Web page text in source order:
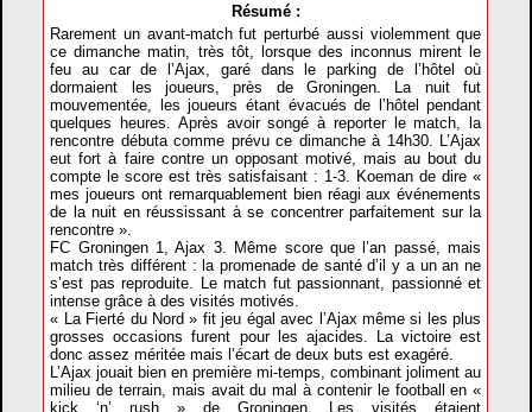
Résumé :
Rarement un avant-match fut perturbé aussi violemment que
ce dimanche matin, très tôt, lorsque des inconnus mirent le
feu au car de l’Ajax, garé dans le parking de l’hôtel où
dormaient les joueurs, près de Groningen. La nuit fut
mouvementée, les joueurs étant évacués de l’hôtel pendant
quelques heures. Après avoir songé à reporter le match, la
rencontre débuta comme prévu ce dimanche à 14h30. L’Ajax
eut fort à faire contre un opposant motivé, mais au bout du
compte le score est très satisfaisant : 1-3. Koeman de dire «
mes joueurs ont remarquablement bien réagi aux événements
de la nuit en réussissant à se concentrer parfaitement sur la
rencontre ».
FC Groningen 1, Ajax 3. Même score que l’an passé, mais
match très différent : la promenade de santé d’il y a un an ne
s’est pas reproduite. Le match fut passionnant, passionné et
intense grâce à des visités motivés.
« La Fierté du Nord » fit jeu égal avec l’Ajax même si les plus
grosses occasions furent pour les ajacides. La victoire est
donc assez méritée mais l’écart de deux buts est exagéré.
L’Ajax jouait bien en première mi-temps, combinant joliment au
milieu de terrain, mais avait du mal à contenir le football en «
kick ‘n’ rush » de Groningen. Les visités étaient